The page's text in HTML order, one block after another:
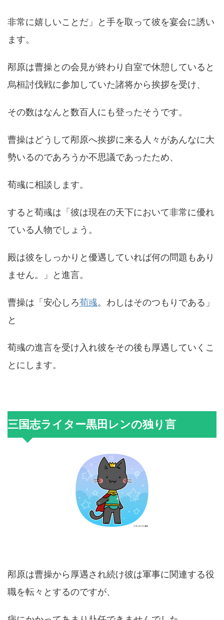
非常に嬉しいことだ」と手を取って彼を宴会に誘い
ます。
邴原は曹操との会見が終わり自室で休憩していると
烏桓討伐戦に参加していた諸将から挨拶を受け、
その数はなんと数百人にも登ったそうです。
曹操はどうして邴原へ挨拶に来る人々があんなに大
勢いるのであろうか不思議であったため、
荀彧に相談します。
すると荀彧は「彼は現在の天下において非常に優れ
ている人物でしょう。
殿は彼をしっかりと優遇していれば何の問題もあり
ません。」と進言。
曹操は「安心しろ荀彧。わしはそのつもりである」
と
荀彧の進言を受け入れ彼をその後も厚遇していくこ
とにします。
三国志ライター黒田レンの独り言
邴原は曹操から厚遇され続け彼は軍事に関連する役
職を転々とするのですが、